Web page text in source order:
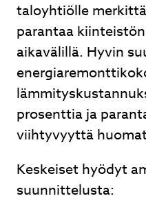
taloyhtiölle
parantaa
aikavälillä. Hyvin
prosenttia ja
viihtyvyyttä
Keskeiset hyödyt
suunnittelusta: